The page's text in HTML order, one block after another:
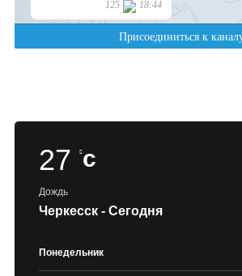
27 c
Дождь
Черкесск - Сегодня
Понедельник